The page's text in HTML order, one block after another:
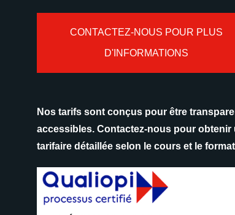
CONTACTEZ-NOUS POUR PLUS
D'INFORMATIONS
Nos tarifs sont conçus pour être
accessibles. Contactez-nous pour obtenir
tarifaire détaillée selon le cours et le